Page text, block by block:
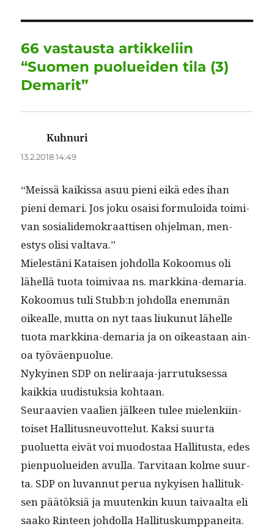
o
o
k
I
n
p
p
a
m
66 vastausta artikkeliin
“Suomen puolueiden tila (3)
Demarit”
Kuhnuri
13.2.2018 14:49
“Meis­sä kaikissa asuu pieni eikä edes ihan
pieni demari. Jos joku osaisi for­mu­loi­da toimi­
van sosialidemokraat­tisen ohjel­man, men­
estys olisi valtava.”
Mielestäni Kataisen johdol­la Kokoomus oli
lähel­lä tuo­ta toimi­vaa ns. markki­na-demaria.
Kokoomus tuli Stubb:n johdol­la enem­män
oikealle, mut­ta on nyt taas liukunut lähelle
tuo­ta markki­na-demaria ja on oikeas­t­aan ain­
oa työväenpuolue.
Nykyi­nen SDP on neli­raa­ja-jar­ru­tuk­ses­sa
kaikkia uud­is­tuk­sia kohtaan.
Seu­raavien vaalien jäl­keen tulee mie­lenki­in­
toiset Hal­li­tus­neu­vot­te­lut. Kak­si suur­ta
puoluet­ta eivät voi muo­dostaa Hal­li­tus­ta, edes
pien­puoluei­den avul­la. Tarvi­taan kolme suur­
ta. SDP on luvan­nut perua nykyisen hal­li­tuk­
sen päätök­siä ja muutenkin kuun taivaal­ta eli
saako Rin­teen johdol­la Hallituskumppaneita.